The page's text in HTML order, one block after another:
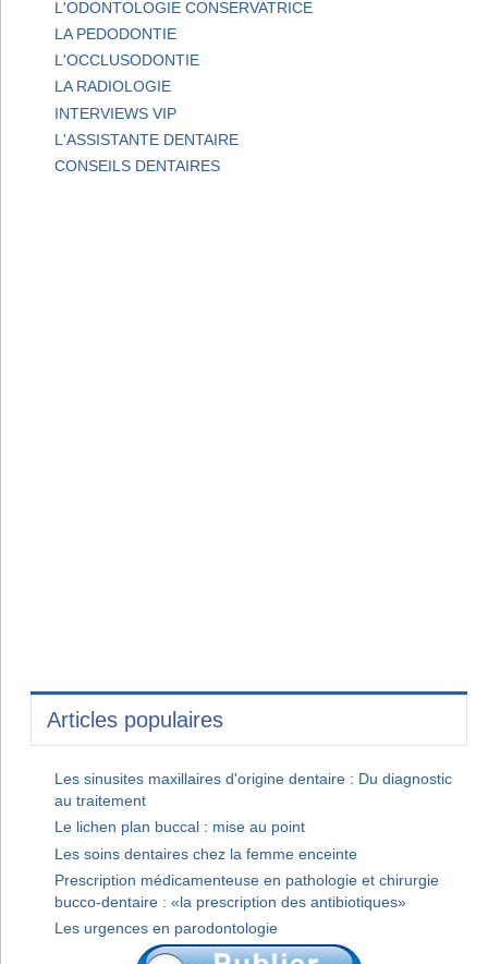
L'ODONTOLOGIE CONSERVATRICE
LA PEDODONTIE
L'OCCLUSODONTIE
LA RADIOLOGIE
INTERVIEWS VIP
L'ASSISTANTE DENTAIRE
CONSEILS DENTAIRES
Articles populaires
Les sinusites maxillaires d'origine dentaire : Du diagnostic
au traitement
Le lichen plan buccal : mise au point
Les soins dentaires chez la femme enceinte
Prescription médicamenteuse en pathologie et chirurgie
bucco-dentaire : «la prescription des antibiotiques»
Les urgences en parodontologie